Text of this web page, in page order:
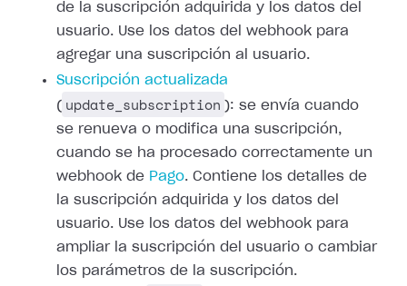
de la suscripción adquirida y los datos del
usuario. Use los datos del webhook para
agregar una suscripción al usuario.
Suscripción actualizada
( update_subscription ): se envía cuando
se renueva o modifica una suscripción,
cuando se ha procesado correctamente un
webhook de Pago. Contiene los detalles de
la suscripción adquirida y los datos del
usuario. Use los datos del webhook para
ampliar la suscripción del usuario o cambiar
los parámetros de la suscripción.